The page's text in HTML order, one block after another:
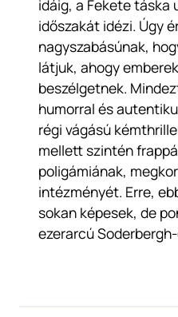
idáig, a Fekete táska
időszakát idézi. Úgy
nagyszabásúnak,
látjuk, ahogy
beszélgetnek.
humorral és
régi vágású
mellett szintén
poligámiának,
intézményét. Erre,
sokan képesek, de
ezerarcú